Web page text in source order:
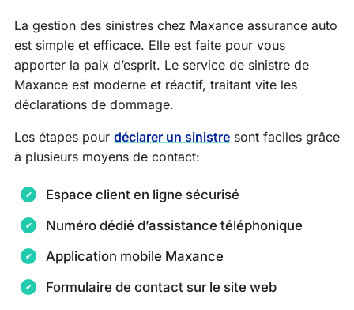
La gestion des sinistres chez Maxance assurance auto
est simple et efficace. Elle est faite pour vous
apporter la paix d’esprit. Le service de sinistre de
Maxance est moderne et réactif, traitant vite les
déclarations de dommage.
Les étapes pour déclarer un sinistre sont faciles grâce
à plusieurs moyens de contact:
Espace client en ligne sécurisé
Numéro dédié d’assistance téléphonique
Application mobile Maxance
Formulaire de contact sur le site web